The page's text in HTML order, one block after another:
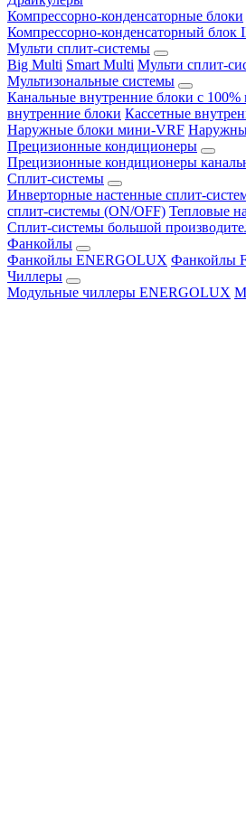
Компрессорно-конденсаторные блоки
Компрессорно-конденсаторный блок
Мульти сплит-системы
Big Multi Smart Multi Мульти сплит-
Мультизональные системы
Канальные внутренние блоки с 100%
внутренние блоки Кассетные
Наружные блоки мини-VRF
Прецизионные кондиционеры
Прецизионные кондиционеры
Сплит-системы
Инверторные настенные сплит-
сплит-системы (ON/OFF) Тепловые
Сплит-системы большой
Фанкойлы
Фанкойлы ENERGOLUX Фанкойлы
Чиллеры
Модульные чиллеры ENERGOLUX